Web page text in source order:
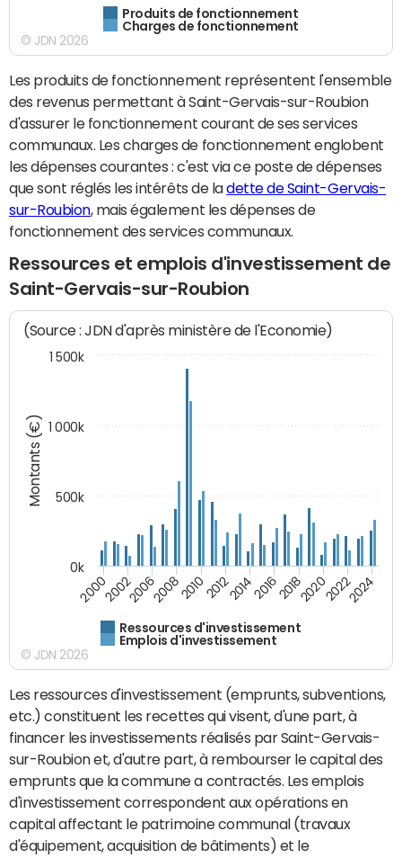
Produits de fonctionnement
Charges de fonctionnement
© JDN 2026
Les produits de fonctionnement représentent l'ensemble
des revenus permettant à Saint-Gervais-sur-Roubion
d'assurer le fonctionnement courant de ses services
communaux. Les charges de fonctionnement englobent
les dépenses courantes : c'est via ce poste de dépenses
que sont réglés les intérêts de ladette de Saint-Gervais-
sur-Roubion, mais également les dépenses de
fonctionnement des services communaux.
Ressources et emplois d'investissement de
Saint-Gervais-sur-Roubion
Montants (€)
(Source : JDN d'après ministère de l'Economie)
Ressources d'investissement
Emplois d'investissement
200020022006200820102012201420162018202020222024
0k
500k
1 000k
1 500k
© JDN 2026
Les ressources d'investissement (emprunts, subventions,
etc.) constituent les recettes qui visent, d'une part, à
financer les investissements réalisés par Saint-Gervais-
sur-Roubion et, d'autre part, à rembourser le capital des
emprunts que la commune a contractés. Les emplois
d'investissement correspondent aux opérations en
capital affectant le patrimoine communal (travaux
d'équipement, acquisition de bâtiments) et le